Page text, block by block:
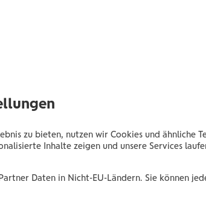
a.schubert@wienerstaedtische.at
zu bieten, nutzen wir Cookies und ähnliche
Inhalte zeigen und unsere Services
Daten in Nicht-EU-Ländern. Sie können